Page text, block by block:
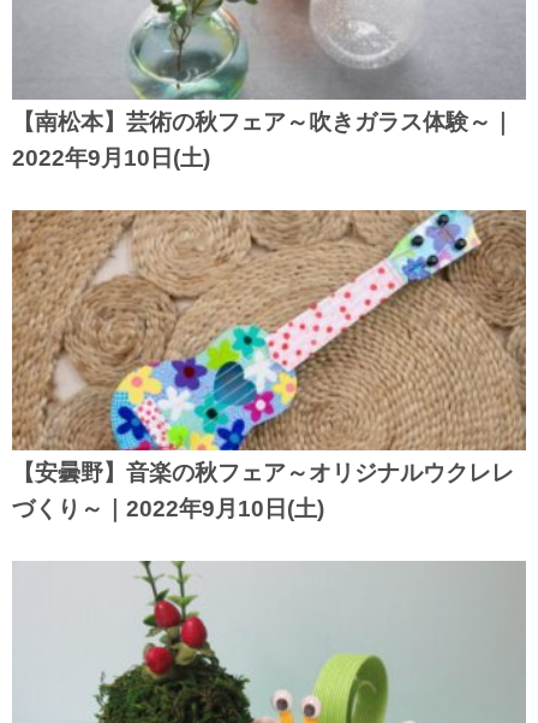
【南松本】芸術の秋フェア～吹きガラス体験～｜
2022年9月10日(土)
【安曇野】音楽の秋フェア～オリジナルウクレレ
づくり～｜2022年9月10日(土)